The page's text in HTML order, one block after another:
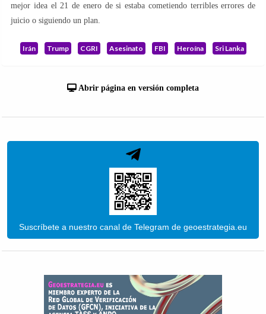
mejor idea el 21 de enero de si estaba cometiendo terribles errores de
juicio o siguiendo un plan.
Irán Trump CGRI Asesinato FBI Heroína Sri Lanka
Abrir página en versión completa
Suscríbete a nuestro canal de Telegram de geoestrategia.eu